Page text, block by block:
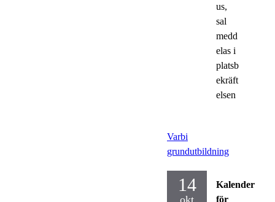
us,
sal
medd
elas i
platsb
ekräft
elsen
Varbi
grundutbildning
14
Kalender
för